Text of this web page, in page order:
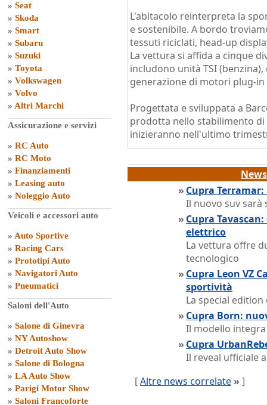
» Seat
» Skoda
» Smart
» Subaru
» Suzuki
» Toyota
» Volkswagen
» Volvo
» Altri Marchi
Assicurazione e servizi
» RC Auto
» RC Moto
» Finanziamenti
» Leasing auto
» Noleggio Auto
Veicoli e accessori auto
» Auto Sportive
» Racing Cars
» Prototipi Auto
» Navigatori Auto
» Pneumatici
Saloni dell'Auto
» Salone di Ginevra
» NY Autoshow
» Detroit Auto Show
» Salone di Bologna
» LA Auto Show
» Parigi Motor Show
» Saloni Francoforte
L'abitacolo reinterpreta la
e sostenibile. A bordo
tessuti riciclati, head-up
La vettura si affida a cinque
includono unità TSI
generazione di motori plug-in
Progettata e sviluppata a
prodotta nello stabilimento di
inizieranno nell'ultimo
» Cupra
Il nuovo suv
» Cupra
elettrico
La vettura offre
tecnologico
» Cupra Leon VZ
sportività
La special
» Cupra Born:
Il modello
» Cupra
Il reveal ufficiale
[Altre news correlate » ]